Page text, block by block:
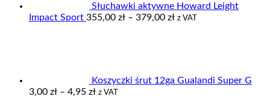
Słuchawki aktywne Howard Leight
Impact Sport 355,00 zł – 379,00 złZakres
z VAT
Koszyczki śrut 12ga Gualandi Super G
3,00 zł – 4,95 złZakres
z VAT